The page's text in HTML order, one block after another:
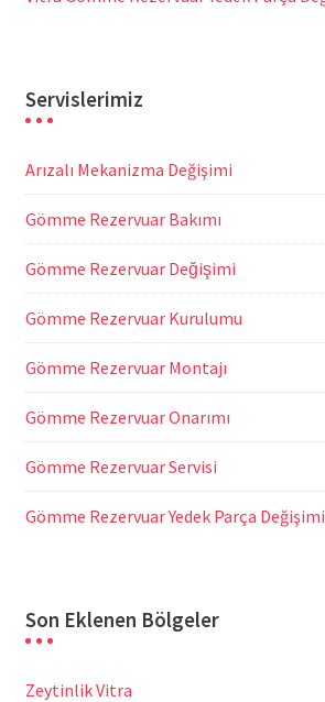
Servislerimiz
Arızalı Mekanizma Değişimi
Gömme Rezervuar Bakımı
Gömme Rezervuar Değişimi
Gömme Rezervuar Kurulumu
Gömme Rezervuar Montajı
Gömme Rezervuar Onarımı
Gömme Rezervuar Servisi
Gömme Rezervuar Yedek Parça Değişimi
Son Eklenen Bölgeler
Zeytinlik Vitra